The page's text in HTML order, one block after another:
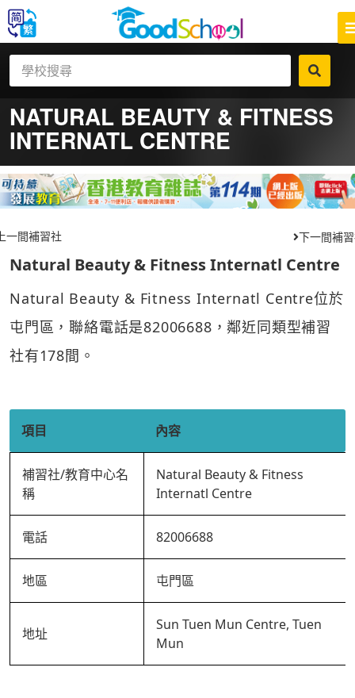
NATURAL BEAUTY & FITNESS
INTERNATL CENTRE
一間補習社 下一間補
Natural Beauty & Fitness Internatl Centre
Natural Beauty & Fitness Internatl Centre位於
屯門區，聯絡電話是82006688，鄰近同類型補習
社有178間。
項目 內容
補習社/教育中心名
稱
Natural Beauty & Fitness
Internatl Centre
電話 82006688
地區 屯門區
地址
Sun Tuen Mun Centre, Tuen
Mun